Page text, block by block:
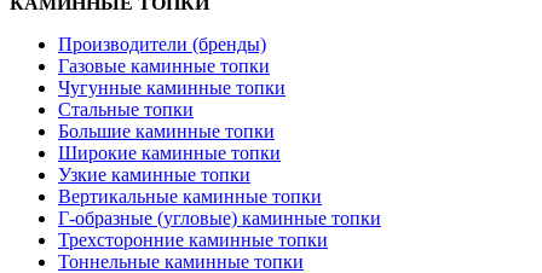
Производители (бренды)
Газовые каминные топки
Чугунные каминные топки
Стальные топки
Большие каминные топки
Широкие каминные топки
Узкие каминные топки
Вертикальные каминные топки
Г-образные (угловые) каминные топки
Трехсторонние каминные топки
Тоннельные каминные топки